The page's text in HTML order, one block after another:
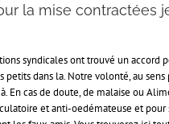
la mise contractées
syndicales ont trouvé un
dans la. Notre volonté, au
En cas de doute, de malaise ou
et anti-oedémateuse et